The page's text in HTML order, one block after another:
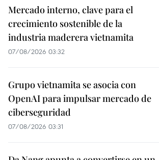
Mercado interno, clave para el
crecimiento sostenible de la
industria maderera vietnamita
07/08/2026 03:32
Grupo vietnamita se asocia con
OpenAI para impulsar mercado de
ciberseguridad
07/08/2026 03:31